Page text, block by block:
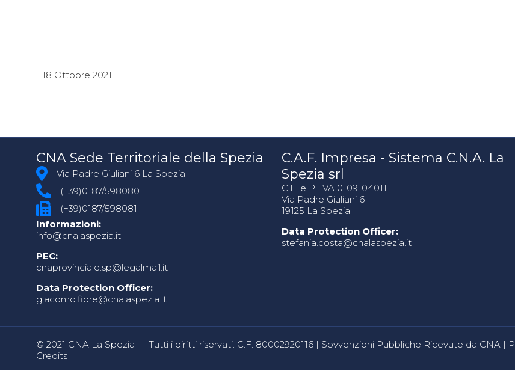
18 Ottobre 2021
CNA Sede Territoriale della Spezia
Via Padre Giuliani 6 La Spezia
(+39)0187/598080
(+39)0187/598081
Informazioni:
info@cnalaspezia.it
PEC:
cnaprovinciale.sp@legalmail.it
Data Protection Officer:
giacomo.fiore@cnalaspezia.it
C.A.F. Impresa - Sistema C.N.A. La
Spezia srl
C.F. e P. IVA 01091040111
Via Padre Giuliani 6
19125 La Spezia
Data Protection Officer:
stefania.costa@cnalaspezia.it
© 2021 CNA La Spezia — Tutti i diritti riservati. C.F. 80002920116 | Sovvenzioni Pubbliche Ricevute da CNA |
Credits